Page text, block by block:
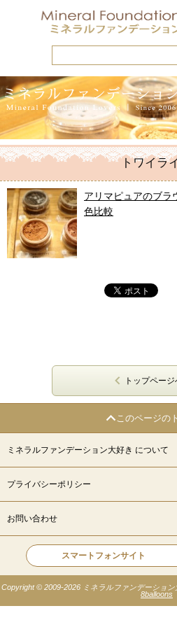
トワイラ
アリマピュアのブ
色比較
トップペー
このページの
ミネラルファンデーション大好き について
プライバシーポリシー
お問い合わせ
スマートフォンサイト
Copyright © 2009-2026 ミネラルファンデーショ
8balloons